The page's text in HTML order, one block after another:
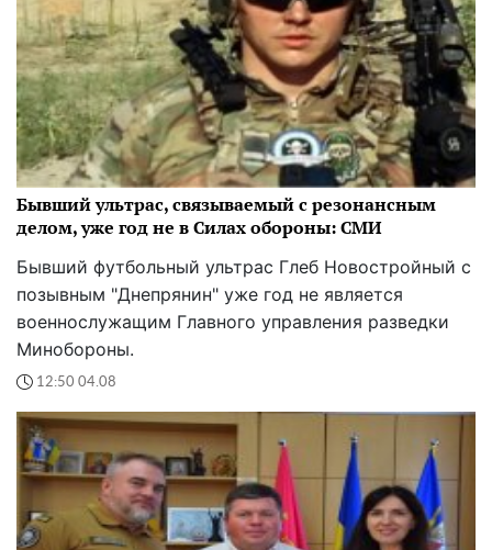
Бывший ультрас, связываемый с резонансным
делом, уже год не в Силах обороны: СМИ
Бывший футбольный ультрас Глеб Новостройный с
позывным "Днепрянин" уже год не является
военнослужащим Главного управления разведки
Минобороны.
12:50 04.08